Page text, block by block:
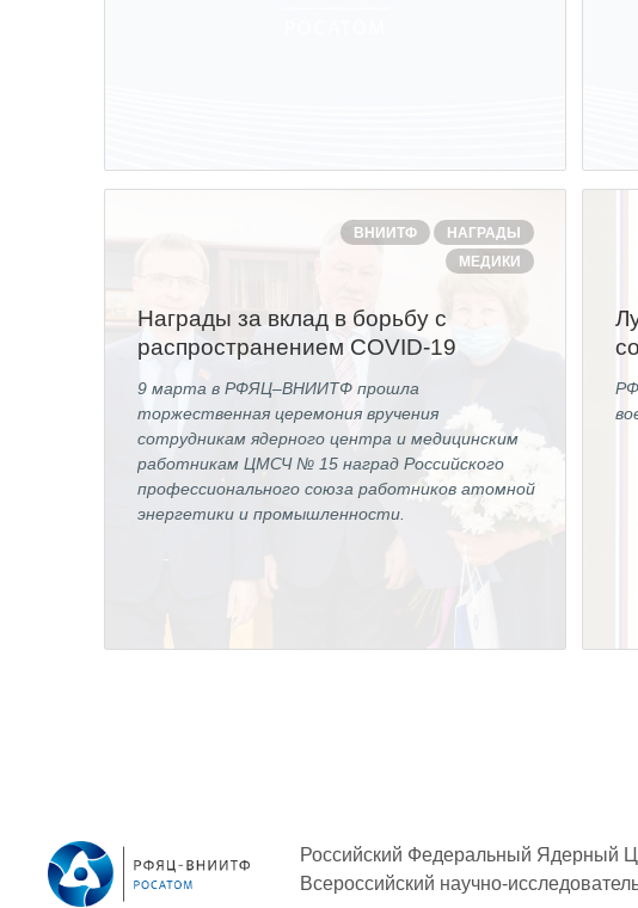
ВНИИТФ
НАГРАДЫ
МЕДИКИ
Награды за вклад в борьбу с
распространением COVID-19
9 марта в РФЯЦ–ВНИИТФ прошла
торжественная церемония вручения
сотрудникам ядерного центра и медицинским
работникам ЦМСЧ № 15 наград Российского
профессионального союза работников атомной
энергетики и промышленности.
Российский Федеральный Ядерный
Всероссийский научно-